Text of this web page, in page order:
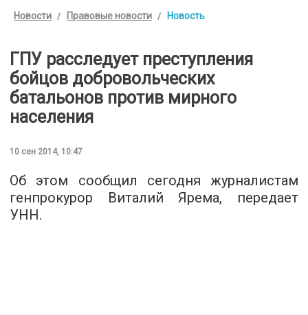
Новости Правовые новости Новость
ГПУ расследует преступления
бойцов добровольческих
батальонов против мирного
населения
10 сен 2014, 10:47
Об этом сообщил сегодня журналистам
генпрокурор Виталий Ярема, передает
УНН.